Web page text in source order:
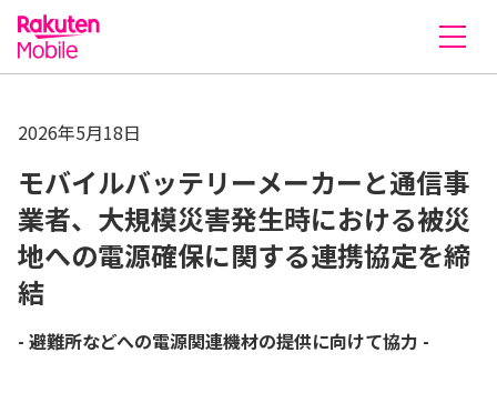
2026年5月18日
モバイルバッテリーメーカーと通信事
業者、大規模災害発生時における被災
地への電源確保に関する連携協定を締
結
- 避難所などへの電源関連機材の提供に向けて協力 -